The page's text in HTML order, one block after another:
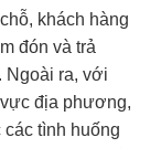
khách hàng
đón và trả
Ngoài ra, với
địa phương,
tình huống